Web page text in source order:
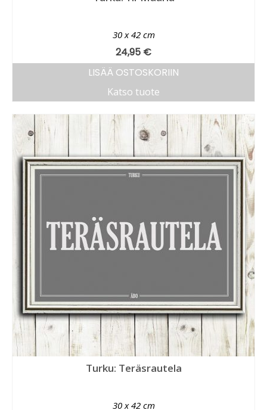
30 x 42 cm
24,95 €
LISÄÄ OSTOSKORIIN
Katso tuote
Turku: Teräsrautela
30 x 42 cm